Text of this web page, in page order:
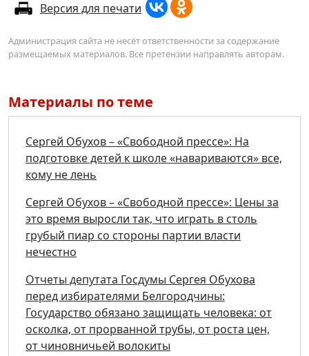
Версия для печати
Администрация сайта не несёт ответственности за содержание
размещаемых материалов. Все претензии направлять авторам.
Материалы по теме
Сергей Обухов – «Свободной прессе»: На
подготовке детей к школе «навариваются» все,
кому не лень
Сергей Обухов – «Свободной прессе»: Цены за
это время выросли так, что играть в столь
грубый пиар со стороны партии власти
нечестно
Отчеты депутата Госдумы Сергея Обухова
перед избирателями Белгородчины:
Государство обязано защищать человека: от
осколка, от прорванной трубы, от роста цен,
от чиновничьей волокиты